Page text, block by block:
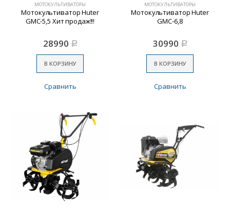
МОТОКУЛЬТИВАТОРЫ
Мотокультиватор Huter
GMC-5,5 Хит продаж!!!
28990 Р
В КОРЗИНУ
Сравнить
МОТОКУЛЬТИВАТОРЫ
Мотокультиватор Huter
GMC-6,8
30990 Р
В КОРЗИНУ
Сравнить